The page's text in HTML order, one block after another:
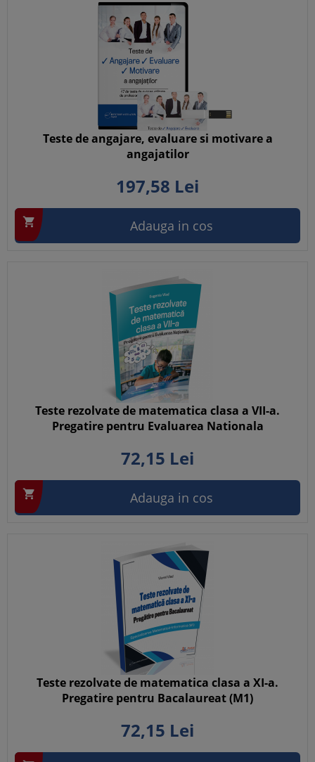
Teste de angajare, evaluare si motivare a
angajatilor
197,58 Lei
 Adauga in cos
Teste rezolvate de matematica clasa a VII-a.
Pregatire pentru Evaluarea Nationala
72,15 Lei
 Adauga in cos
Teste rezolvate de matematica clasa a XI-a.
Pregatire pentru Bacalaureat (M1)
72,15 Lei